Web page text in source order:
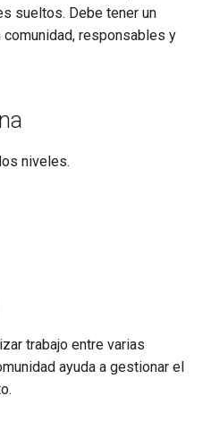
sueltos. Debe tener un
responsables y
niveles.
trabajo entre varias
ayuda a gestionar el